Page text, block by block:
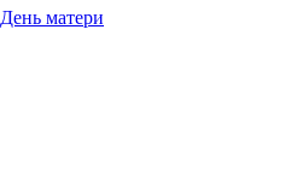
День матери